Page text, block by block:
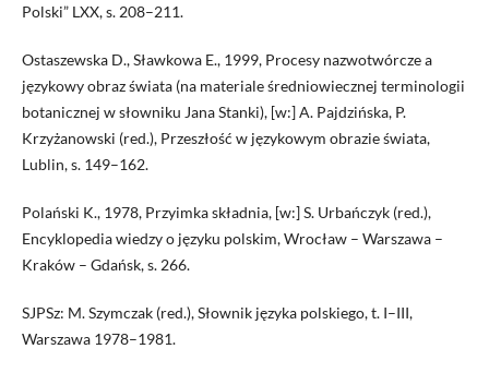
Polski” LXX, s. 208–211.
Ostaszewska D., Sławkowa E., 1999, Procesy nazwotwórcze a
językowy obraz świata (na materiale średniowiecznej terminologii
botanicznej w słowniku Jana Stanki), [w:] A. Pajdzińska, P.
Krzyżanowski (red.), Przeszłość w językowym obrazie świata,
Lublin, s. 149–162.
Polański K., 1978, Przyimka składnia, [w:] S. Urbańczyk (red.),
Encyklopedia wiedzy o języku polskim, Wrocław – Warszawa –
Kraków – Gdańsk, s. 266.
SJPSz: M. Szymczak (red.), Słownik języka polskiego, t. I–III,
Warszawa 1978–1981.